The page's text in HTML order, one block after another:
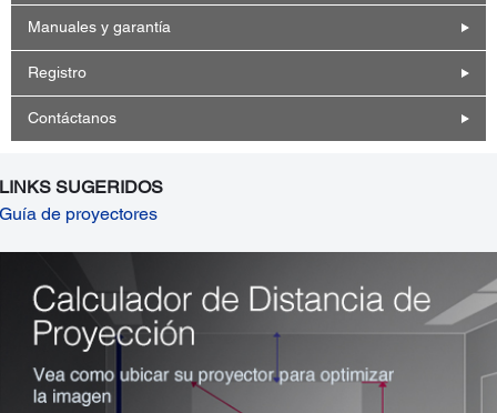
Manuales y garantía
Registro
Contáctanos
LINKS SUGERIDOS
Guía de proyectores